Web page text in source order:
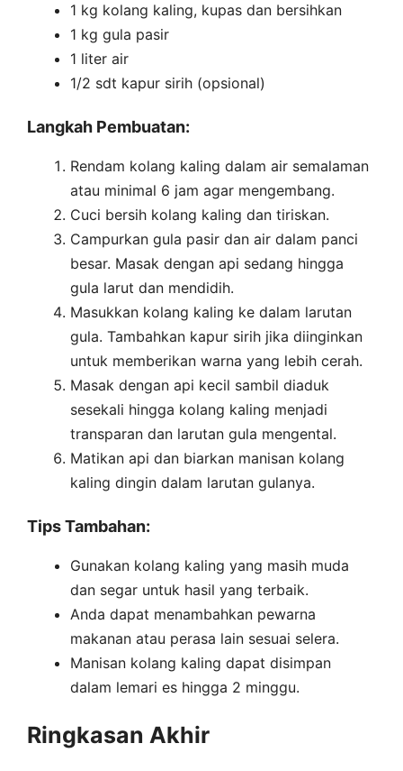
1 kg kolang kaling, kupas dan bersihkan
1 kg gula pasir
1 liter air
1/2 sdt kapur sirih (opsional)
Langkah Pembuatan:
Rendam kolang kaling dalam air semalaman
atau minimal 6 jam agar mengembang.
Cuci bersih kolang kaling dan tiriskan.
Campurkan gula pasir dan air dalam panci
besar. Masak dengan api sedang hingga
gula larut dan mendidih.
Masukkan kolang kaling ke dalam larutan
gula. Tambahkan kapur sirih jika diinginkan
untuk memberikan warna yang lebih cerah.
Masak dengan api kecil sambil diaduk
sesekali hingga kolang kaling menjadi
transparan dan larutan gula mengental.
Matikan api dan biarkan manisan kolang
kaling dingin dalam larutan gulanya.
Tips Tambahan:
Gunakan kolang kaling yang masih muda
dan segar untuk hasil yang terbaik.
Anda dapat menambahkan pewarna
makanan atau perasa lain sesuai selera.
Manisan kolang kaling dapat disimpan
dalam lemari es hingga 2 minggu.
Ringkasan Akhir